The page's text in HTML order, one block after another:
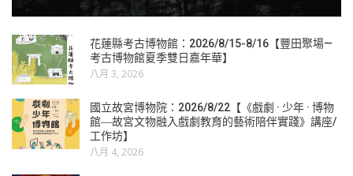
花蓮縣考古博物館：2026/8/15-8/16【豐田聚場—
考古博物館夏季雙日嘉年華】
八月 3, 2026
國立故宮博物院：2026/8/22【《戲劇 · 少年 · 博物
館―故宮文物融入戲劇教育的藝術陪伴實踐》講座/
工作坊】
八月 4, 2026